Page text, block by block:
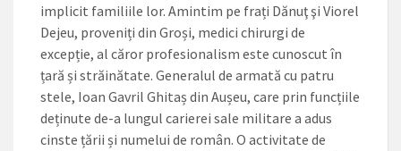
implicit familiile lor. Amintim pe frați Dănuţ şi Viorel
Dejeu, proveniți din Groși, medici chirurgi de
excepție, al căror profesionalism este cunoscut în
țară și străinătate. Generalul de armată cu patru
stele, Ioan Gavril Ghitaș din Aușeu, care prin funcțiile
deținute de-a lungul carierei sale militare a adus
cinste țării și numelui de român. O activitate de